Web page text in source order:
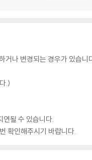
나 변경되는 경우가 있습니
.)
될 수 있습니다.
확인해주시기 바랍니다.